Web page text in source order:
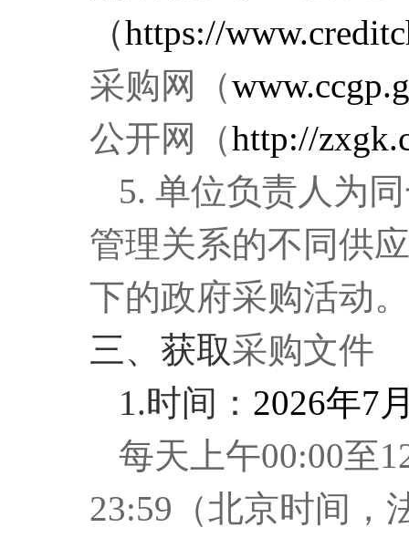
（https://
采购网（
公开网（http://
5. 单位负责人为
管理关系的不同供
下的政府采购活动。
三、获取采购文件
1.时间： 2026年7
每天上午00:00至
23:59（北京时间，